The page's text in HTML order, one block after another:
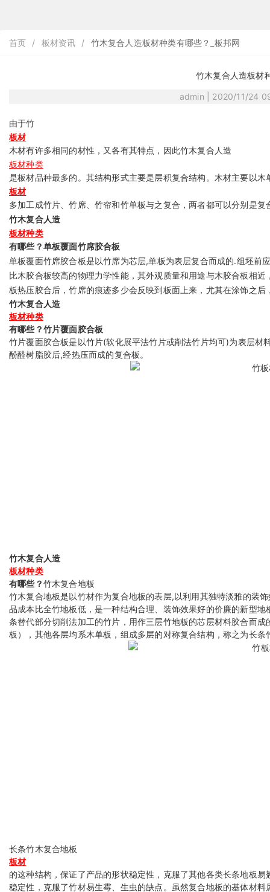
首页 / 板材资讯 / 竹木复合人造板材种类有哪些？_板邦网
竹木复合人造板材
admin | 2020/11/24
由于竹
板材
木材有许多相同的材性，又各有其特点，因此竹木复合人造
板材种类
是板材品种最多的。其结构形式主要是层积复合结构。木材主要以
板材
多加工成竹片、竹席、竹帘和竹单板与之复合，两者都可以分别是
竹木复合人造
板材种类
有哪些？单板覆面竹席胶合板
单板覆面竹席胶合板是以竹席为芯层,单板为表层复合而成的.组坯前
比木胶合板较高的物理力学性能，其外观质量和用途与木胶合板相
板热压胶合后，竹席的痕迹多少会反映到板面上来，尤其在涂饰之
竹木复合人造
板材种类
有哪些？竹片覆面胶合板
竹片覆面胶合板是以竹片(软化展平法竹片或削法竹片均可)为表层
酚醛树脂胶后,经热压而成的复合板。
竹木复合人造
板材种类
有哪些？竹木复合地板
竹木复合地板是以竹材作为复合地板的表层,以利用其独特淡雅的装
品成本比全竹地板低，是一种结构合理、装饰效果好的价廉的新型
条替代部分切削法加工的竹片，用作三层竹地板的芯层材料胶合而
板），其他各层均系木单板，组成多层的对称复合结构，称之为长条
长条竹木复合地板
板材
的这种结构，保证了产品的形状稳定性，克服了其他各类长条地板
稳定性，克服了竹材易生霉、生虫的缺点。虽然复合地板的基体材